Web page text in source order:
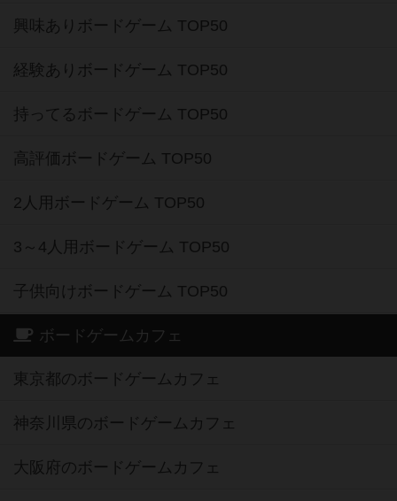
興味ありボードゲーム TOP50
経験ありボードゲーム TOP50
持ってるボードゲーム TOP50
高評価ボードゲーム TOP50
2人用ボードゲーム TOP50
3～4人用ボードゲーム TOP50
子供向けボードゲーム TOP50
ボードゲームカフェ
東京都のボードゲームカフェ
神奈川県のボードゲームカフェ
大阪府のボードゲームカフェ